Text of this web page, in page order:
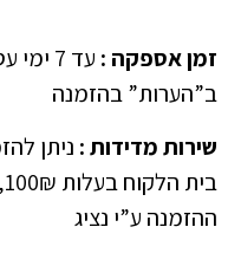
זמן אספקה :
עד 7
ב”הערות” בהזמנה
שירות מדידות: ניתן
ההזמנה ע”י נציג